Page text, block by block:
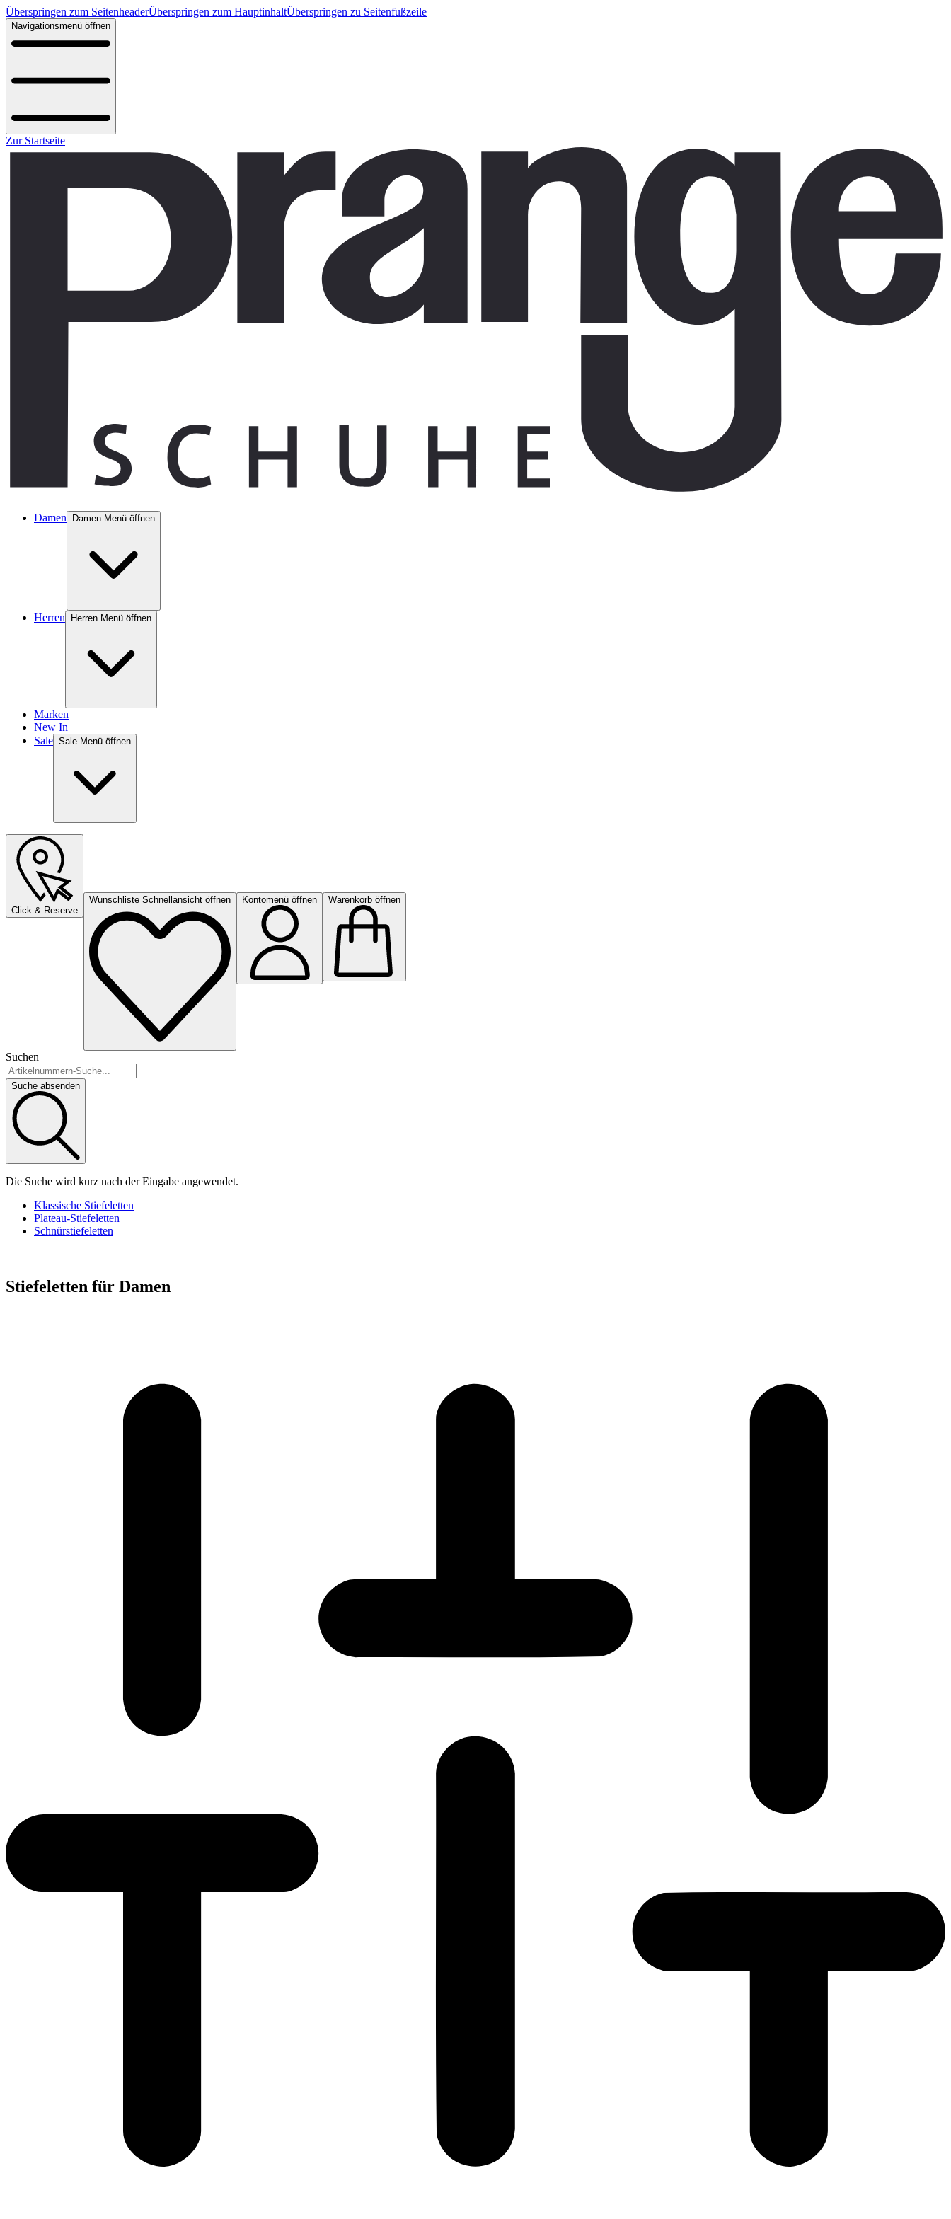
Überspringen zum SeitenheaderÜberspringen zum HauptinhaltÜberspringen zu Seitenfußzeile
Navigationsmenü öffnen
Zur Startseite
Damen Damen Menü öffnen
Herren Herren Menü öffnen
Marken
New In
Sale Sale Menü öffnen
Click & Reserve
Wunschliste Schnellansicht öffnen Kontomenü öffnen Warenkorb öffnen
Suchen
Suche absenden
Die Suche wird kurz nach der Eingabe angewendet.
Klassische Stiefeletten
Plateau-Stiefeletten
Schnürstiefeletten
Stiefeletten für Damen